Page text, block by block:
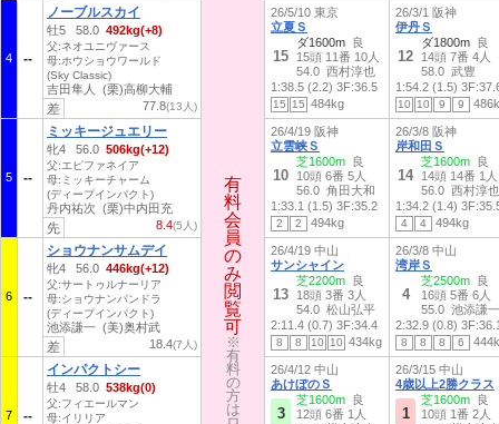
有
料
会
員
の
み
閲
覧
可
※
有
料
の
方
は
4
ノーブルスカイ
牡5 58.0 492kg(+8)
父:ネオユニヴァース
母:ホウショウワールド
(Sky Classic)
吉田隼人 (栗)高柳大輔
77.8(13人)
差
5
ミッキージュエリー
牝4 56.0 506kg(+12)
父:エピファネイア
母:ミッキーチャーム
(ディープインパクト)
丹内祐次 (栗)中内田充
8.4(5人)
先
6
ショウナンサムデイ
牝4 56.0 446kg(+12)
父:サートゥルナーリア
母:ショウナンパンドラ
(ディープインパクト)
池添謙一 (美)奥村武
18.4(7人)
差
7
インパクトシー
牡4 58.0 538kg(0)
父:フィエールマン
母:イリリア
有
料
会
員
の
み
閲
覧
可
※
有
料
の
方
は
26/5/10 東京
立夏Ｓ
15
ダ1600m 良
15頭 11番 10人
54.0 西村淳也
1:38.5 (2.2) 3F:36.5
15 15 484kg
26/3/1 阪神
伊丹Ｓ
12
ダ1800m 良
14頭 7番 4人
58.0 武豊
1:54.2 (1.5)
10 10 9 9
26/4/19 阪神
立雲峡Ｓ
10
芝1600m 良
10頭 6番 5人
56.0 角田大和
1:33.1 (1.5) 3F:35.2
2 2 494kg
26/3/8 阪神
岸和田Ｓ
14
芝1600m 良
14頭 14番 1人
56.0 西村淳也
1:34.2 (1.4)
4 4 494kg
26/4/19 中山
サンシャイン
13
芝2200m 良
18頭 3番 3人
54.0 松山弘平
2:11.4 (0.7) 3F:34.4
8 8 10 10 434kg
26/3/8 中山
湾岸Ｓ
4
芝2500m 良
16頭 5番 6人
55.0 池添謙一
2:32.9 (0.8)
8 8 8 6
26/4/12 中山
あけぼのＳ
3
芝1600m 良
12頭 6番 1人
26/3/15 中山
4歳以上2勝クラス
1
芝1600m 良
10頭 1番 2人